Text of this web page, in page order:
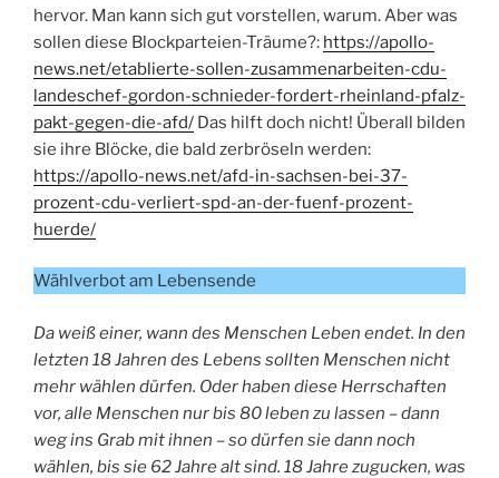
hervor. Man kann sich gut vorstellen, warum. Aber was
sollen diese Blockparteien-Träume?: https://apollo-
news.net/etablierte-sollen-zusammenarbeiten-cdu-
landeschef-gordon-schnieder-fordert-rheinland-pfalz-
pakt-gegen-die-afd/ Das hilft doch nicht! Überall bilden
sie ihre Blöcke, die bald zerbröseln werden:
https://apollo-news.net/afd-in-sachsen-bei-37-
prozent-cdu-verliert-spd-an-der-fuenf-prozent-
huerde/
Wählverbot am Lebensende
Da weiß einer, wann des Menschen Leben endet. In den
letzten 18 Jahren des Lebens sollten Menschen nicht
mehr wählen dürfen. Oder haben diese Herrschaften
vor, alle Menschen nur bis 80 leben zu lassen – dann
weg ins Grab mit ihnen – so dürfen sie dann noch
wählen, bis sie 62 Jahre alt sind. 18 Jahre zugucken, was